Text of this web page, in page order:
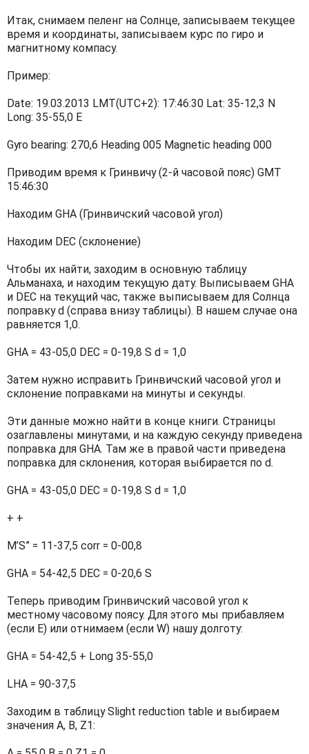
Итак, снимаем пеленг на Солнце, записываем текущее
время и координаты, записываем курс по гиро и
магнитному компасу.
Пример:
Date: 19.03.2013 LMT(UTC+2): 17:46:30 Lat: 35-12,3 N
Long: 35-55,0 E
Gyro bearing: 270,6 Heading 005 Magnetic heading 000
Приводим время к Гринвичу (2-й часовой пояс) GMT
15:46:30
Находим GHA (Гринвичский часовой угол)
Находим DEC (склонение)
Чтобы их найти, заходим в основную таблицу
Альманаха, и находим текущую дату. Выписываем GHA
и DEC на текущий час, также выписываем для Солнца
поправку d (справа внизу таблицы). В нашем случае она
равняется 1,0.
GHA = 43-05,0 DEC = 0-19,8 S d = 1,0
Затем нужно исправить Гринвичский часовой угол и
склонение поправками на минуты и секунды.
Эти данные можно найти в конце книги. Страницы
озаглавлены минутами, и на каждую секунду приведена
поправка для GHA. Там же в правой части приведена
поправка для склонения, которая выбирается по d.
GHA = 43-05,0 DEC = 0-19,8 S d = 1,0
+ +
M’S” = 11-37,5 corr = 0-00,8
GHA = 54-42,5 DEC = 0-20,6 S
Теперь приводим Гринвичский часовой угол к
местному часовому поясу. Для этого мы прибавляем
(если Е) или отнимаем (если W) нашу долготу:
GHA = 54-42,5 + Long 35-55,0
LHA = 90-37,5
Заходим в таблицу Slight reduction table и выбираем
значения A, B, Z1: